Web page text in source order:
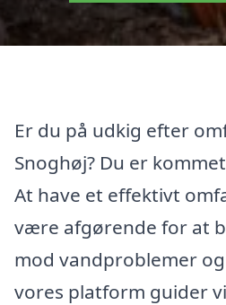
Er du på udkig efter
Snoghøj? Du er
At have et effektivt
være afgørende for at
mod vandproblemer
vores platform guider